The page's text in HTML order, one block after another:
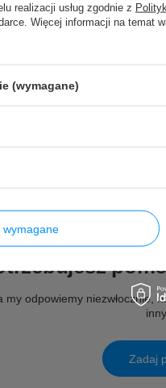
my odpowiemy niezwłocznie,
Zadaj
realizacji usług zgodnie z
Więcej informacji na temat
(wymagane)
wymagane